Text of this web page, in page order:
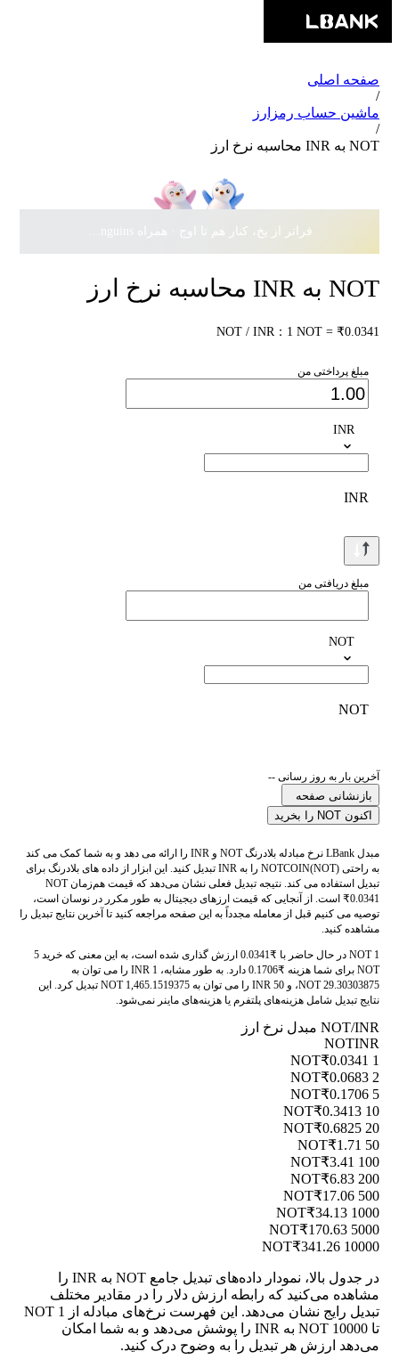
صفحه اصلی
/
ماشین حساب رمزارز
/
NOT به INR محاسبه نرخ ارز
NOT به INR محاسبه نرخ ارز
NOT / INR：1 NOT = ₹0.0341
مبلغ پرداختی من
INR
INR
مبلغ دریافتی من
NOT
NOT
آخرین بار به روز رسانی --
بازنشانی صفحه
اکنون NOT را بخرید
مبدل LBank نرخ مبادله بلادرنگ NOT و INR را ارائه می دهد و به شما کمک می کند
به راحتی NOTCOIN(NOT) را به INR تبدیل کنید. این ابزار از داده های بلادرنگ برای
تبدیل استفاده می کند. نتیجه تبدیل فعلی نشان می‌دهد که قیمت هم‌زمان NOT
₹0.0341 است. از آنجایی که قیمت ارزهای دیجیتال به طور مکرر در نوسان است،
توصیه می کنیم قبل از معامله مجدداً به این صفحه مراجعه کنید تا آخرین نتایج تبدیل را
مشاهده کنید.
1 NOT در حال حاضر با ₹0.0341 ارزش گذاری شده است، به این معنی که خرید 5
NOT برای شما هزینه ₹0.1706 دارد. به طور مشابه، 1 INR را می توان به
29.30303875 NOT، و 50 INR را می توان به 1,465.1519375 NOT تبدیل کرد. این
نتایج تبدیل شامل هزینه‌های پلتفرم یا هزینه‌های ماینر نمی‌شود.
NOT/INR مبدل نرخ ارز
NOTINR
1 NOT
₹0.0341
2 NOT
₹0.0683
5 NOT
₹0.1706
10 NOT
₹0.3413
20 NOT
₹0.6825
50 NOT
₹1.71
100 NOT
₹3.41
200 NOT
₹6.83
500 NOT
₹17.06
1000 NOT
₹34.13
5000 NOT
₹170.63
10000 NOT
₹341.26
در جدول بالا، نمودار داده‌های تبدیل جامع NOT به INR را
مشاهده می‌کنید که رابطه ارزش دلار را در مقادیر مختلف
تبدیل رایج نشان می‌دهد. این فهرست نرخ‌های مبادله از 1 NOT
تا 10000 NOT به INR را پوشش می‌دهد و به شما امکان
می‌دهد ارزش هر تبدیل را به وضوح درک کنید.